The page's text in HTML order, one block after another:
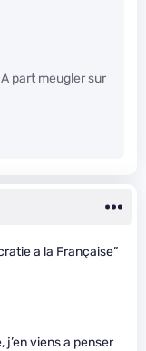
part meugler sur
a la Française”
viens a penser